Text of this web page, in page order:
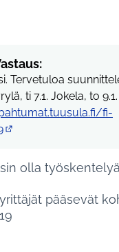
Tervetuloa
ti 7.1. Jokela, to
fi-
olla
pääsevät